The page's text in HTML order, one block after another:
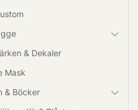
& Dekaler
Mask
& Böcker